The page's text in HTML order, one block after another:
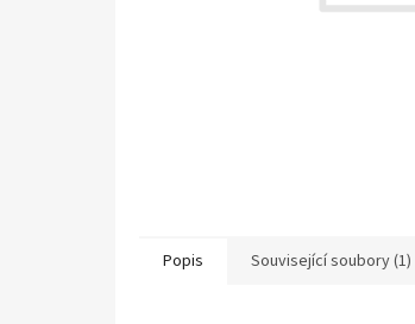
Popis Související soubory (1)